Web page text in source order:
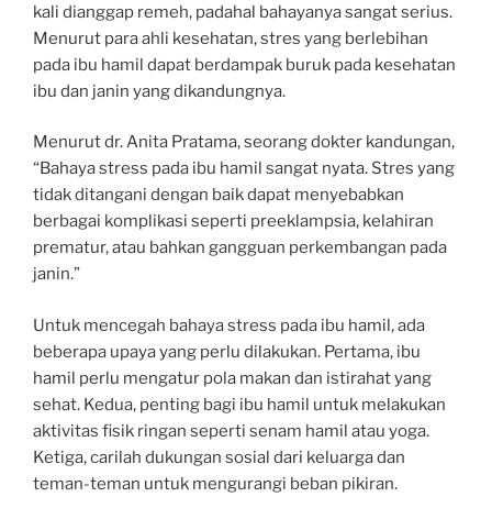
kali dianggap remeh, padahal bahayanya sangat serius.
Menurut para ahli kesehatan, stres yang berlebihan
pada ibu hamil dapat berdampak buruk pada kesehatan
ibu dan janin yang dikandungnya.
Menurut dr. Anita Pratama, seorang dokter kandungan,
“Bahaya stress pada ibu hamil sangat nyata. Stres yang
tidak ditangani dengan baik dapat menyebabkan
berbagai komplikasi seperti preeklampsia, kelahiran
prematur, atau bahkan gangguan perkembangan pada
janin.”
Untuk mencegah bahaya stress pada ibu hamil, ada
beberapa upaya yang perlu dilakukan. Pertama, ibu
hamil perlu mengatur pola makan dan istirahat yang
sehat. Kedua, penting bagi ibu hamil untuk melakukan
aktivitas fisik ringan seperti senam hamil atau yoga.
Ketiga, carilah dukungan sosial dari keluarga dan
teman-teman untuk mengurangi beban pikiran.